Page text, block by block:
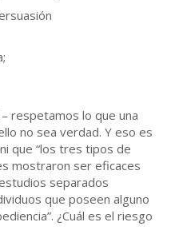
respetamos lo que una
no sea verdad. Y eso es
que “los tres tipos de
mostraron ser eficaces
separados
que poseen alguno
¿Cuál es el riesgo